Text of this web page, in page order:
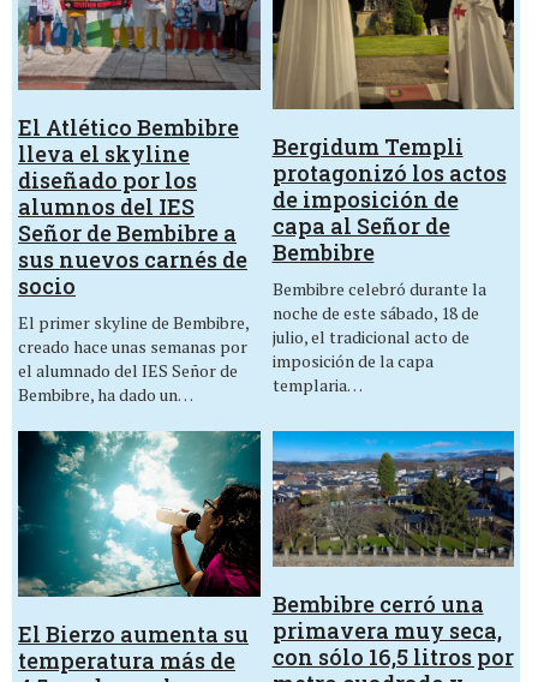
El Atlético Bembibre
lleva el skyline
diseñado por los
alumnos del IES
Señor de Bembibre a
sus nuevos carnés de
socio
El primer skyline de Bembibre,
creado hace unas semanas por
el alumnado del IES Señor de
Bembibre, ha dado un…
Bergidum Templi
protagonizó los actos
de imposición de
capa al Señor de
Bembibre
Bembibre celebró durante la
noche de este sábado, 18 de
julio, el tradicional acto de
imposición de la capa
templaria…
El Bierzo aumenta su
temperatura más de
Bembibre cerró una
primavera muy seca,
con sólo 16,5 litros por